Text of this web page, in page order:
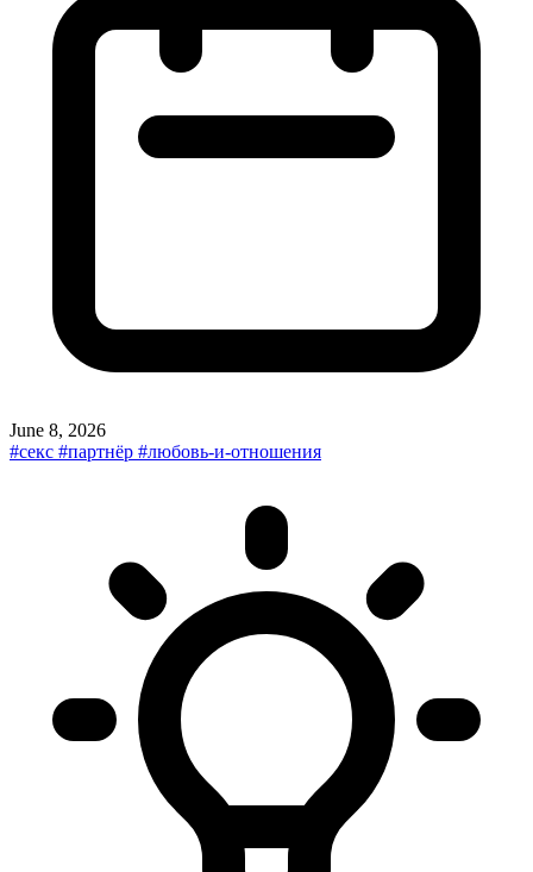
June 8, 2026
#секс #партнёр #любовь-и-отношения